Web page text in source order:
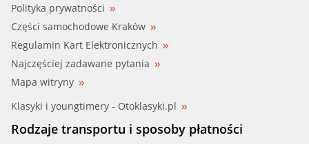
Polityka prywatności
Części samochodowe Kraków
Regulamin Kart Elektronicznych
Najczęściej zadawane pytania
Mapa witryny
Klasyki i youngtimery - Otoklasyki.pl
Rodzaje transportu i sposoby płatności